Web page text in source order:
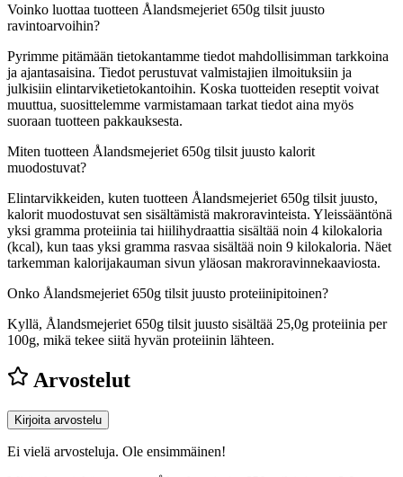
Voinko luottaa tuotteen Ålandsmejeriet 650g tilsit juusto
ravintoarvoihin?
Pyrimme pitämään tietokantamme tiedot mahdollisimman tarkkoina
ja ajantasaisina. Tiedot perustuvat valmistajien ilmoituksiin ja
julkisiin elintarviketietokantoihin. Koska tuotteiden reseptit voivat
muuttua, suosittelemme varmistamaan tarkat tiedot aina myös
suoraan tuotteen pakkauksesta.
Miten tuotteen Ålandsmejeriet 650g tilsit juusto kalorit
muodostuvat?
Elintarvikkeiden, kuten tuotteen Ålandsmejeriet 650g tilsit juusto,
kalorit muodostuvat sen sisältämistä makroravinteista. Yleissääntönä
yksi gramma proteiinia tai hiilihydraattia sisältää noin 4 kilokaloria
(kcal), kun taas yksi gramma rasvaa sisältää noin 9 kilokaloria. Näet
tarkemman kalorijakauman sivun yläosan makroravinnekaaviosta.
Onko Ålandsmejeriet 650g tilsit juusto proteiinipitoinen?
Kyllä, Ålandsmejeriet 650g tilsit juusto sisältää 25,0g proteiinia per
100g, mikä tekee siitä hyvän proteiinin lähteen.
Arvostelut
Kirjoita arvostelu
Ei vielä arvosteluja. Ole ensimmäinen!